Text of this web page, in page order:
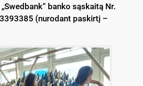
banko sąskaitą Nr.
(nurodant paskirtį –